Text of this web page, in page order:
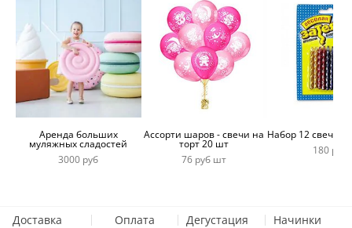
Аренда больших
муляжных сладостей
3000 руб
Ассорти шаров - свечи на
торт 20 шт
76 руб шт
Набор 12 свечей
180 руб
Доставка Оплата Дегустация Начинки